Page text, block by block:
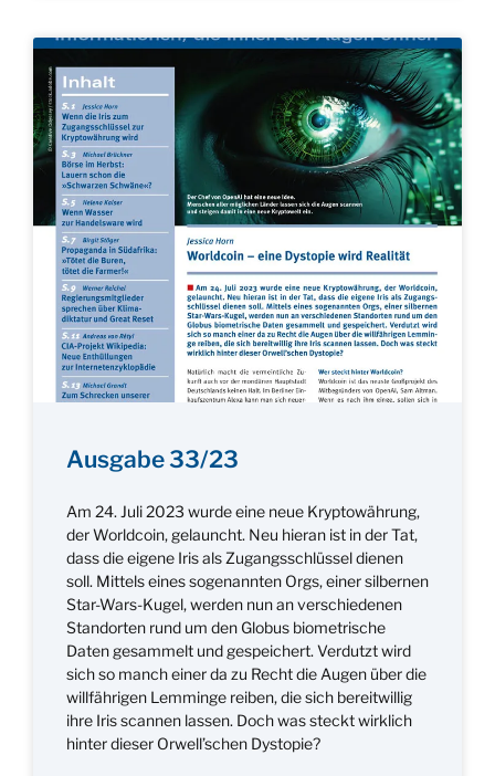
Ausgabe 33/23
Am 24. Juli 2023 wurde eine neue Kryptowährung,
der Worldcoin, gelauncht. Neu hieran ist in der Tat,
dass die eigene Iris als Zugangsschlüssel dienen
soll. Mittels eines sogenannten Orgs, einer silbernen
Star-Wars-Kugel, werden nun an verschiedenen
Standorten rund um den Globus biometrische
Daten gesammelt und gespeichert. Verdutzt wird
sich so manch einer da zu Recht die Augen über die
willfährigen Lemminge reiben, die sich bereitwillig
ihre Iris scannen lassen. Doch was steckt wirklich
hinter dieser Orwell’schen Dystopie?